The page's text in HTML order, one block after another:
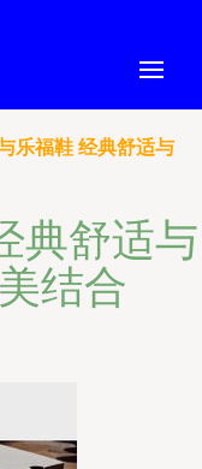
乐福鞋 经典舒适与
典舒适与
结合